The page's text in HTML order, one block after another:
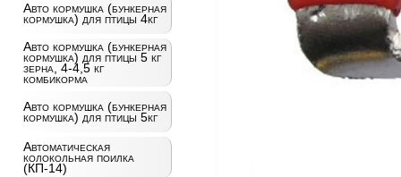
Авто кормушка (бункерная
кормушка) для птицы 4кг
Авто кормушка (бункерная
кормушка) для птицы 5 кг
зерна, 4-4,5 кг
комбикорма
Авто кормушка (бункерная
кормушка) для птицы 5кг
Автоматическая
колокольная поилка
(КП-14)